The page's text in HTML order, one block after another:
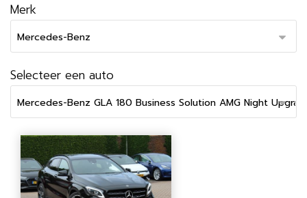
Merk
Selecteer een auto